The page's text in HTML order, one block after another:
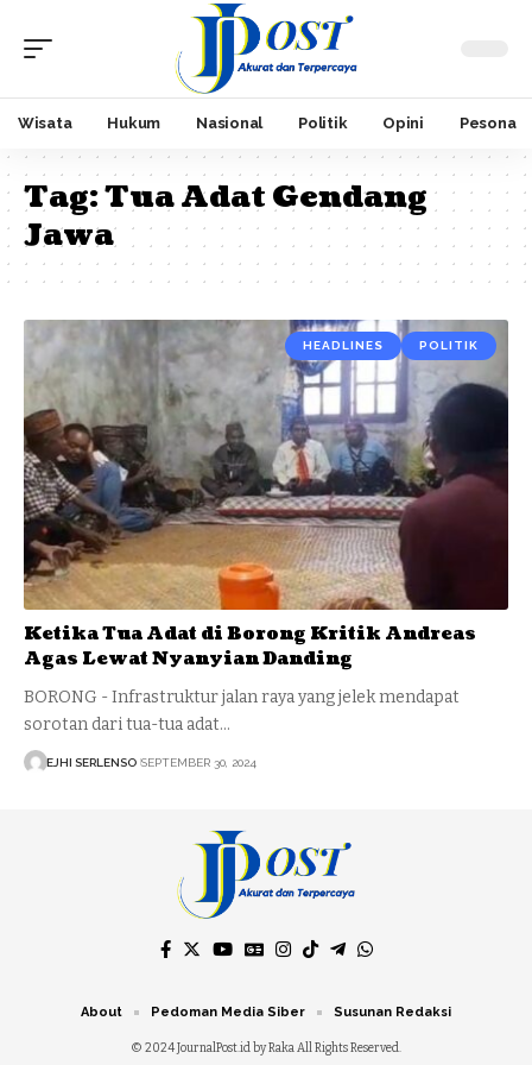
Wisata Hukum Nasional Politik Opini Pesona
Tag:Tua Adat Gendang
Jawa
HEADLINES POLITIK
Ketika Tua Adat di Borong Kritik Andreas
Agas Lewat Nyanyian Danding
BORONG - Infrastruktur jalan raya yang jelek mendapat
sorotan dari tua-tua adat…
EJHI SERLENSO SEPTEMBER 30, 2024
© 2024 JournalPost.id by Raka All Rights Reserved.
About Pedoman Media Siber Susunan Redaksi